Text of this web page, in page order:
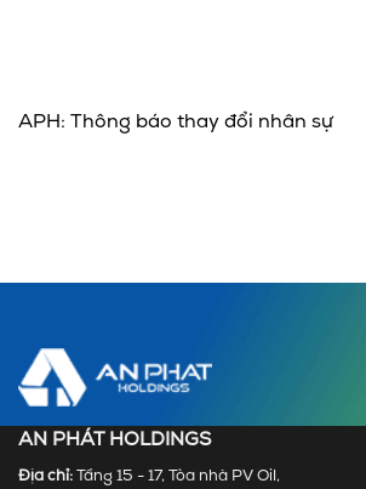
APH: Thông báo thay đổi nhân sự
AN PHÁT HOLDINGS
Địa chỉ: Tầng 15 - 17, Tòa nhà PV Oil,